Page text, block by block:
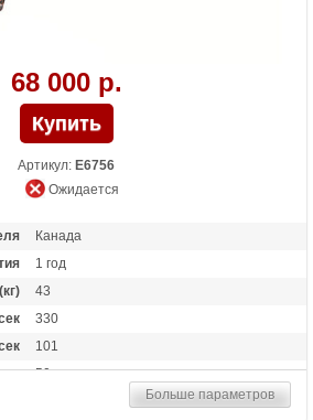
68 000 р.
Артикул: E6756
Ожидается
Канада
1 год
43
330
101
м
50
15,5 дюймов (39,4 см)Больше параметров